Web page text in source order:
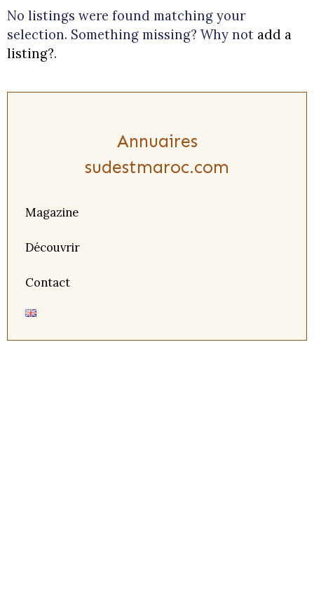
No listings were found matching your
selection. Something missing? Why not add a
listing?.
Annuaires
sudestmaroc.com
Magazine
Découvrir
Contact